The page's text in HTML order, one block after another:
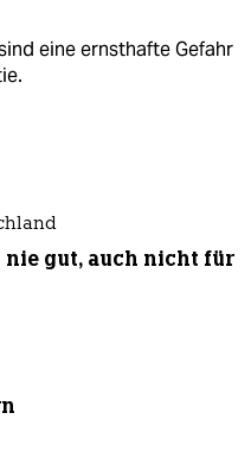
eine ernsthafte Gefahr
gut, auch nicht für